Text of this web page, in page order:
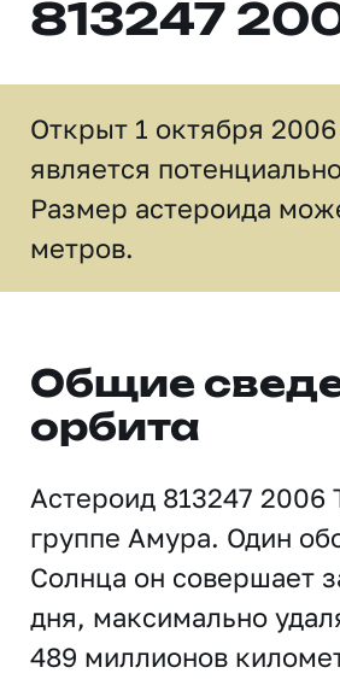
813247
Открыт 1 октября
является
Размер астероида
метров.
Общие
орбита
Астероид 813247 2006
группе Амура. Один
Солнца он совершает
дня, максимально
489 миллионов